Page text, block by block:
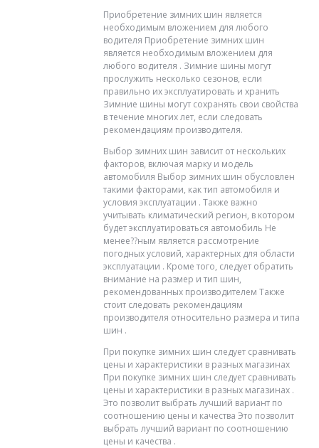
Приобретение зимних шин является
необходимым вложением для любого
водителя Приобретение зимних шин
является необходимым вложением для
любого водителя . Зимние шины могут
прослужить несколько сезонов, если
правильно их эксплуатировать и хранить
Зимние шины могут сохранять свои свойства
в течение многих лет, если следовать
рекомендациям производителя.
Выбор зимних шин зависит от нескольких
факторов, включая марку и модель
автомобиля Выбор зимних шин обусловлен
такими факторами, как тип автомобиля и
условия эксплуатации . Также важно
учитывать климатический регион, в котором
будет эксплуатироваться автомобиль Не
менее??ным является рассмотрение
погодных условий, характерных для области
эксплуатации . Кроме того, следует обратить
внимание на размер и тип шин,
рекомендованных производителем Также
стоит следовать рекомендациям
производителя относительно размера и типа
шин .
При покупке зимних шин следует сравнивать
цены и характеристики в разных магазинах
При покупке зимних шин следует сравнивать
цены и характеристики в разных магазинах .
Это позволит выбрать лучший вариант по
соотношению цены и качества Это позволит
выбрать лучший вариант по соотношению
цены и качества .